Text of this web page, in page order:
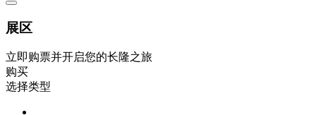
展区
立即购票并开启您的长隆之旅
购买
选择类型